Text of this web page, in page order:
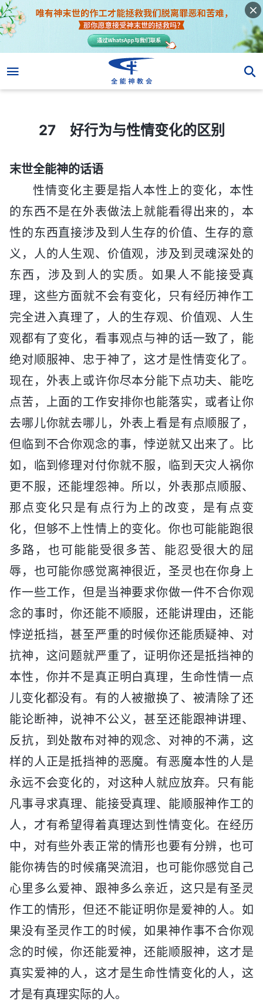
27 好行为与性情变化的区别
27 好行为与性情变化的区别
末世全能神的话语
性情变化主要是指人本性上的变化，本性
的东西不是在外表做法上就能看得出来的，本
性的东西直接涉及到人生存的价值、生存的意
义，人的人生观、价值观，涉及到灵魂深处的
东西，涉及到人的实质。如果人不能接受真
理，这些方面就不会有变化，只有经历神作工
完全进入真理了，人的生存观、价值观、人生
观都有了变化，看事观点与神的话一致了，能
绝对顺服神、忠于神了，这才是性情变化了。
现在，外表上或许你尽本分能下点功夫、能吃
点苦，上面的工作安排你也能落实，或者让你
去哪儿你就去哪儿，外表上看是有点顺服了，
但临到不合你观念的事，悖逆就又出来了。比
如，临到修理对付你就不服，临到天灾人祸你
更不服，还能埋怨神。所以，外表那点顺服、
那点变化只是有点行为上的改变，是有点变
化，但够不上性情上的变化。你也可能能跑很
多路，也可能能受很多苦、能忍受很大的屈
辱，也可能你感觉离神很近，圣灵也在你身上
作一些工作，但是当神要求你做一件不合你观
念的事时，你还能不顺服，还能讲理由，还能
悖逆抵挡，甚至严重的时候你还能质疑神、对
抗神，这问题就严重了，证明你还是抵挡神的
本性，你并不是真正明白真理，生命性情一点
儿变化都没有。有的人被撤换了、被清除了还
能论断神，说神不公义，甚至还能跟神讲理、
反抗，到处散布对神的观念、对神的不满，这
样的人正是抵挡神的恶魔。有恶魔本性的人是
永远不会变化的，对这种人就应放弃。只有能
凡事寻求真理、能接受真理、能顺服神作工的
人，才有希望得着真理达到性情变化。在经历
中，对有些外表正常的情形也要有分辨，也可
能你祷告的时候痛哭流泪，也可能你感觉自己
心里多么爱神、跟神多么亲近，这只是有圣灵
作工的情形，但还不能证明你是爱神的人。如
果没有圣灵作工的时候，如果神作事不合你观
念的时候，你还能爱神，还能顺服神，这才是
真实爱神的人，这才是生命性情变化的人，这
才是有真理实际的人。